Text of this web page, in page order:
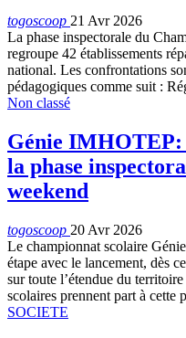
togoscoop 21 Avr 2026
La phase inspectorale du
regroupe 42 établissements
national. Les confrontations
pédagogiques comme suit :
Non classé
Génie IMHOTEP:
la phase
weekend
togoscoop 20 Avr 2026
Le championnat scolaire
étape avec le lancement, dès
sur toute l’étendue du
scolaires prennent part à cette
SOCIETE